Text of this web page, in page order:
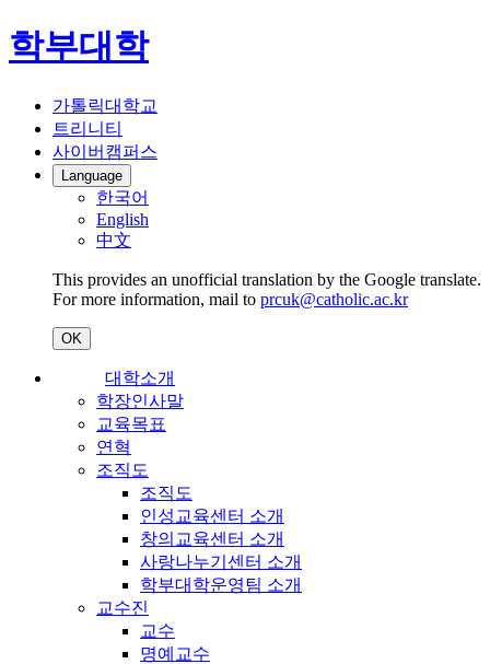
학부대학
가톨릭대학교
트리니티
사이버캠퍼스
Language
한국어
English
中文
This provides an unofficial translation by the Google translate.
For more information, mail to prcuk@catholic.ac.kr
OK
대학소개
학장인사말
교육목표
연혁
조직도
조직도
인성교육센터 소개
창의교육센터 소개
사랑나누기센터 소개
학부대학운영팀 소개
교수진
교수
명예교수